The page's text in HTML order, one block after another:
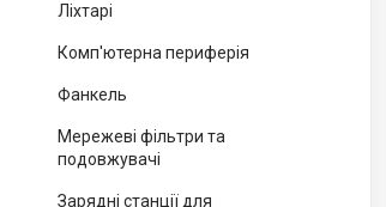
Ліхтарі
Комп'ютерна периферія
Фанкель
Мережеві фільтри та
подовжувачі
Зарядні станції для